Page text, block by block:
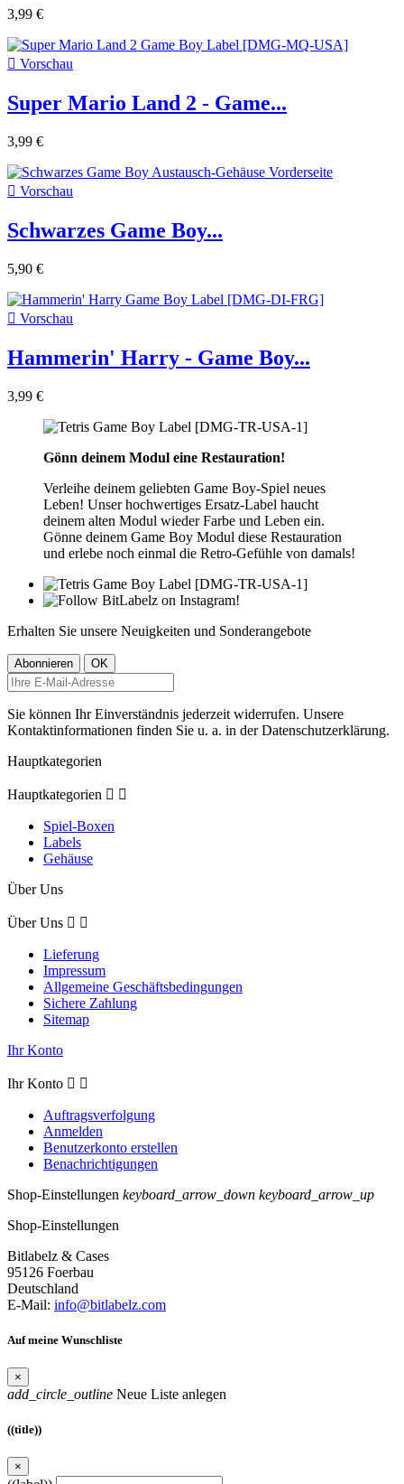
3,99 €
 Vorschau
Super Mario Land 2 - Game...
3,99 €
 Vorschau
Schwarzes Game Boy...
5,90 €
 Vorschau
Hammerin' Harry - Game Boy...
3,99 €
Gönn deinem Modul eine Restauration!
Verleihe deinem geliebten Game Boy-Spiel neues
Leben! Unser hochwertiges Ersatz-Label haucht
deinem alten Modul wieder Farbe und Leben ein.
Gönne deinem Game Boy Modul diese Restauration
und erlebe noch einmal die Retro-Gefühle von damals!
Erhalten Sie unsere Neuigkeiten und Sonderangebote
Sie können Ihr Einverständnis jederzeit widerrufen. Unsere
Kontaktinformationen finden Sie u. a. in der Datenschutzerklärung.
Hauptkategorien
Hauptkategorien  
Spiel-Boxen
Labels
Gehäuse
Über Uns
Über Uns  
Lieferung
Impressum
Allgemeine Geschäftsbedingungen
Sichere Zahlung
Sitemap
Ihr Konto
Ihr Konto  
Auftragsverfolgung
Anmelden
Benutzerkonto erstellen
Benachrichtigungen
Shop-Einstellungen keyboard_arrow_down keyboard_arrow_up
Shop-Einstellungen
Bitlabelz & Cases
95126 Foerbau
Deutschland
E-Mail: info@bitlabelz.com
Auf meine Wunschliste
×
add_circle_outline Neue Liste anlegen
((title))
×